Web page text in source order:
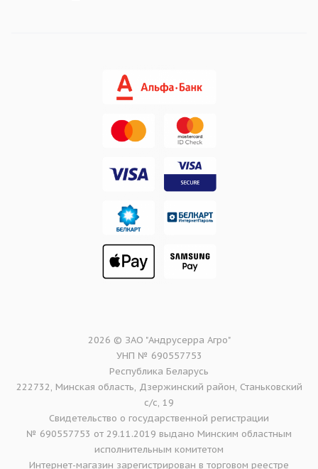
2026 © ЗАО "Андрусерра Агро"
УНП № 690557753
Республика Беларусь
222732, Минская область, Дзержинский район, Станьковский
с/с, 19
Свидетельство о государственной регистрации
№ 690557753 от 29.11.2019 выдано Минским областным
исполнительным комитетом
Интернет-магазин зарегистрирован в торговом реестре